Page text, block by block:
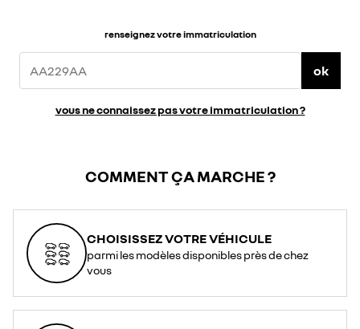
renseignez votre immatriculation
ok
vous ne connaissez pas votre immatriculation ?
COMMENT ÇA MARCHE ?
CHOISISSEZ VOTRE VÉHICULE
parmi les modèles disponibles près de chez
vous